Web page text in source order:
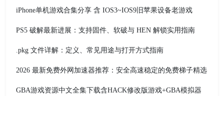
iPhone单机游戏合集分享 含 IOS3~IOS9旧苹果设备老游戏
PS5 破解最新进展：支持固件、软破与 HEN 解锁实用指南
.pkg 文件详解：定义、常见用途与打开方式指南
2026 最新免费外网加速器推荐：安全高速稳定的免费梯子精选
GBA游戏资源中文全集下载含HACK修改版游戏+GBA模拟器